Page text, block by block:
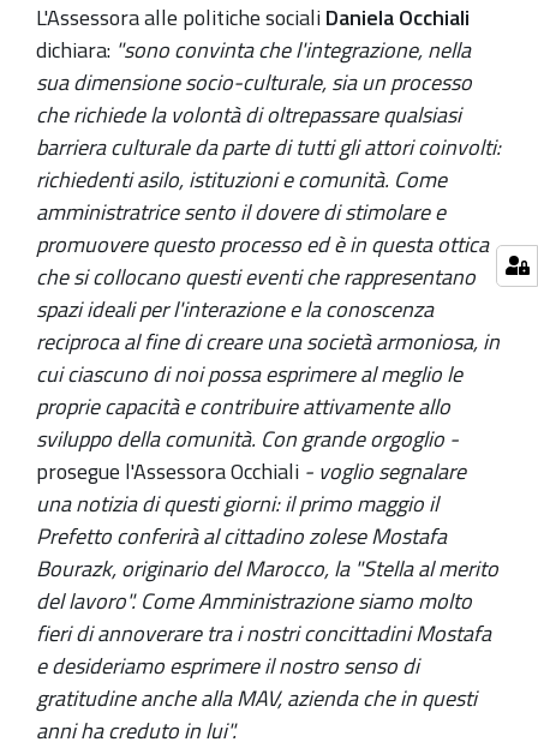
L'Assessora alle politiche socialiDaniela Occhiali
dichiara: "sono convinta che l'integrazione, nella
sua dimensione socio-culturale, sia un processo
che richiede la volontà di oltrepassare qualsiasi
barriera culturale da parte di tutti gli attori coinvolti:
richiedenti asilo, istituzioni e comunità. Come
amministratrice sento il dovere di stimolare e
promuovere questo processo ed è in questa ottica
che si collocano questi eventi che rappresentano
spazi ideali per l'interazione e la conoscenza
reciproca al fine di creare una società armoniosa, in
cui ciascuno di noi possa esprimere al meglio le
proprie capacità e contribuire attivamente allo
sviluppo della comunità. Con grande orgoglio -
prosegue l'Assessora Occhiali - voglio segnalare
una notizia di questi giorni: il primo maggio il
Prefetto conferirà al cittadino zolese Mostafa
Bourazk, originario del Marocco, la "Stella al merito
del lavoro". Come Amministrazione siamo molto
fieri di annoverare tra i nostri concittadini Mostafa
e desideriamo esprimere il nostro senso di
gratitudine anche alla MAV, azienda che in questi
anni ha creduto in lui".